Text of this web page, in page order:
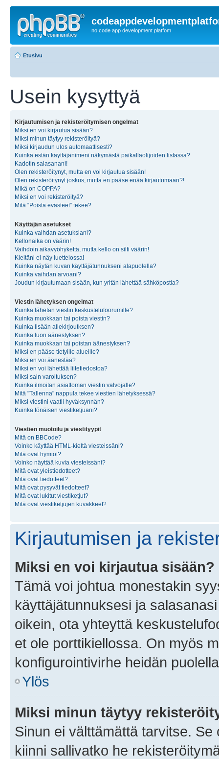
no code app development platfom
Etusivu
Usein kysyttyä
Kirjautumisen ja rekisteröitymisen ongelmat
Miksi en voi kirjautua sisään?
Miksi minun täytyy rekisteröityä?
Miksi kirjaudun ulos automaattisesti?
Kuinka estän käyttäjänimeni näkymästä paikallaolijoiden listassa?
Kadotin salasanani!
Olen rekisteröitynyt, mutta en voi kirjautua sisään!
Olen rekisteröitynyt joskus, mutta en pääse enää kirjautumaan?!
Mikä on COPPA?
Miksi en voi rekisteröityä?
Mitä “Poista evästeet” tekee?
Käyttäjän asetukset
Kuinka vaihdan asetuksiani?
Kellonaika on väärin!
Vaihdoin aikavyöhykettä, mutta kello on silti väärin!
Kieltäni ei näy luettelossa!
Kuinka näytän kuvan käyttäjätunnukseni alapuolella?
Kuinka vaihdan arvoani?
Joudun kirjautumaan sisään, kun yritän lähettää sähköpostia?
Viestin lähetyksen ongelmat
Kuinka lähetän viestin keskustelufoorumille?
Kuinka muokkaan tai poista viestin?
Kuinka lisään allekirjoutksen?
Kuinka luon äänestyksen?
Kuinka muokkaan tai poistan äänestyksen?
Miksi en pääse tietyille alueille?
Miksi en voi äänestää?
Miksi en voi lähettää liitetiedostoa?
Miksi sain varoituksen?
Kuinka ilmoitan asiattoman viestin valvojalle?
Mitä "Tallenna" nappula tekee viestien lähetyksessä?
Miksi viestini vaatii hyväksynnän?
Kuinka tönäisen viestiketjuani?
Viestien muotoilu ja viestityypit
Mitä on BBCode?
Voinko käyttää HTML-kieltä viesteissäni?
Mitä ovat hymiöt?
Voinko näyttää kuvia viesteissäni?
Mitä ovat yleistiedotteet?
Mitä ovat tiedotteet?
Mitä ovat pysyvät tiedotteet?
Mitä ovat lukitut viestiketjut?
Mitä ovat viestiketjujen kuvakkeet?
Kirjautumisen ja
Miksi en voi kirjautua sisään?
Tämä voi johtua monestakin
käyttäjätunnuksesi ja
oikein, ota yhteyttä
et ole porttikiellossa. On myös
konfigurointivirhe heidän
Ylös
Miksi minun täytyy
Sinun ei välttämättä tarvitse.
kiinni sallivatko he